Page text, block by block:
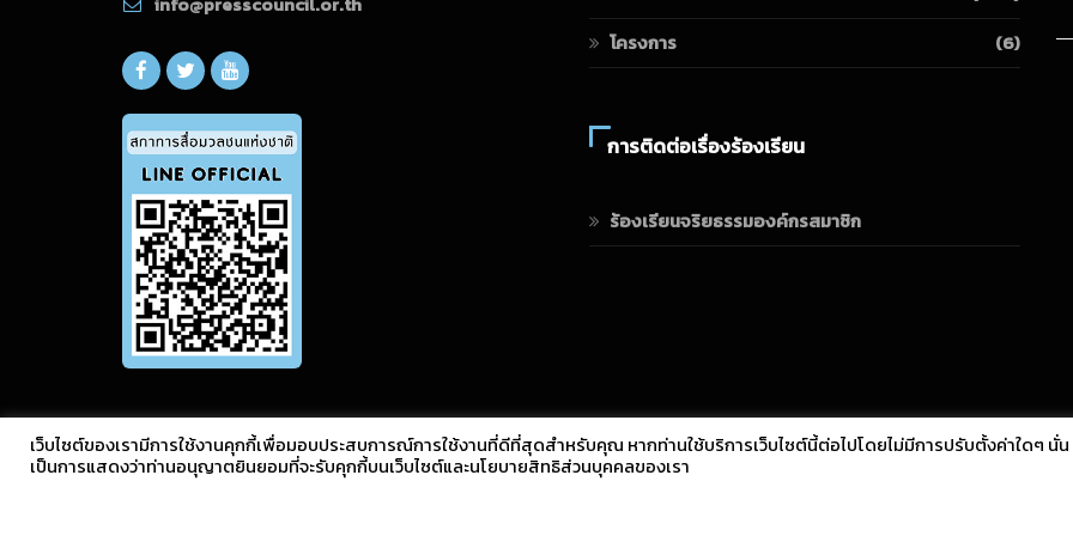
โครงการ
(6)
การติดต่อเรื่องร้องเรียน
ร้องเรียนจริยธรรมองค์กรสมาชิก
เว็บไซต์ของเรามีการใช้งานคุกกี้เพื่อมอบประสบการณ์การใช้งานที่ดีที่สุดสำหรับคุณ หากท่านใช้บริการเว็บไซต์นี้ต่อไปโดยไม่มีการปรับตั้งค่าใดๆ นั่น
เป็นการแสดงว่าท่านอนุญาตยินยอมที่จะรับคุกกี้บนเว็บไซต์และนโยบายสิทธิส่วนบุคคลของเรา